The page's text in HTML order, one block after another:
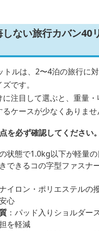
しない旅行カバン40
トルは、2〜4泊の旅行に
です。
に注目して選ぶと、重量
ケースが少なくありませ
を必ず確認してください。
状態で1.0kg以下が軽量
できるコの字型ファスナ
ナイロン・ポリエステルの
心
：パッド入りショルダー
を軽減